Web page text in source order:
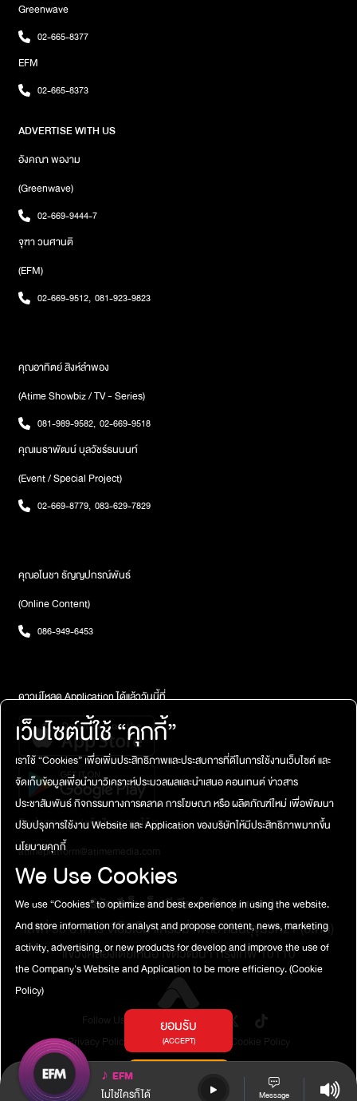
ชื่อศิลปินอื่น ๆ ที่น่าสนใจ รวมถึงโชว์พิเศษที่ทาง 88rising เตรียมไว้เป็น
The Magic Show ด้วยโดย Head In the Clouds 2025 จะเปิด
♪ EFM
ไม่ใช่ใครก็ได้
Message
Greenwave
02-665-8377
EFM
02-665-8373
ADVERTISE WITH US
อังคณา พองาม
(Greenwave)
02-669-9444-7
จุฑา วนศานติ
(EFM)
02-669-9512, 081-923-9823
คุณอาทิตย์ สิงห์ลำพอง
(Atime Showbiz / TV - Series)
081-989-9582, 02-669-9518
คุณเมธาพัฒน์ บุลวัชร์ธนนนท์
(Event / Special Project)
02-669-8779, 083-629-7829
คุณอโนชา ธัญญปกรณ์พันธ์
(Online Content)
086-949-6453
ดาวน์โหลด Application ได้แล้ววันนี้ที่
ติดต่อสอบถาม / แจ้งปัญหาการใช้งาน
atimeplatform@atimemedia.com
บริษัท จีเอ็มเอ็ม มีเดีย จำกัด (มหาชน)
เลขที่ 50 อาคาร จีเอ็มเอ็ม แกรมมี่ เพลส ถนนสุขุมวิท21 (อโศก)
แขวงคลองเตยเหนือ เขตวัฒนา กรุงเทพ 10110
Follow Us
Privacy Policy
Terms of Service Cookie Policy
เว็บไซต์นี้ใช้ “คุกกี้”
เราใช้ “Cookies” เพื่อเพิ่มประสิทธิภาพและประสบการที่ดีในการใช้งานเว็บไซต์ และ
จัดเก็บข้อมูลเพื่อนำมาวิเคราะห์ประมวลผลและนำเสนอ คอนเทนต์ ข่าวสาร
ประชาสัมพันธ์ กิจกรรมทางการตลาด การโฆษณา หรือ ผลิตภัณฑ์ใหม่ เพื่อพัฒนา
ปรับปรุงการใช้งาน Website และ Application ของบริษัทให้มีประสิทธิภาพมากขึ้น
นโยบายคุกกี้
We Use Cookies
We use “Cookies” to optimize and best experience in using the website.
And store information for analyst and propose content, news, marketing
activity, advertising, or new products for develop and improve the use of
the Company's Website and Application to be more efficiency.(Cookie
Policy)
ยอมรับ
(ACCEPT)
การตั้งค่าคุกกี้
(COOKIES SETTINGS)